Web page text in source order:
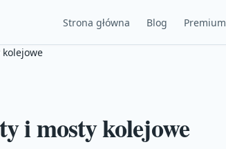
Strona główna Blog Premium
i mosty kolejowe